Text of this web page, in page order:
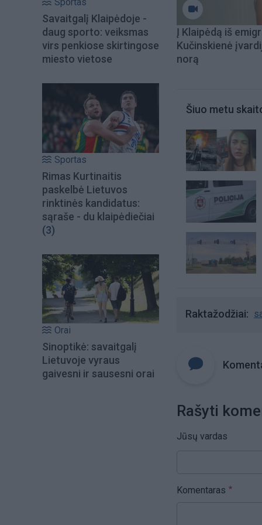
Savaitgalį Klaipėdoje -
daug sporto: veiksmas
virs penkiose skirtingose
miesto vietose
Sportas
Rimas Kurtinaitis
paskelbė Lietuvos
rinktinės kandidatus:
sąraše - du klaipėdiečiai
(3)
Orai
Sinoptikė: savaitgalį
Lietuvoje vyraus
gaivesni ir sausesni orai
Į Klaipėdą iš
Kučinskienė
norą
Šiuo metu
Raktažodžiai
Rašyti
Jūsų vardas
Komentaras